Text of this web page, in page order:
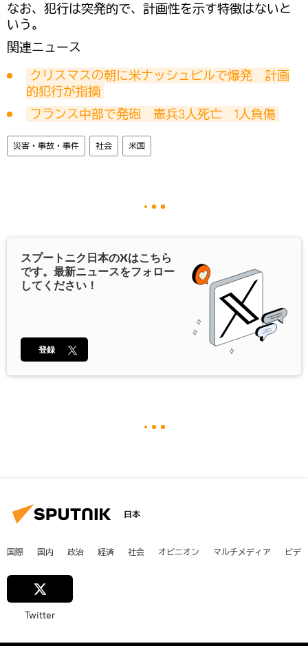
なお、犯行は突発的で、計画性を示す特徴はないと
いう。
関連ニュース
クリスマスの朝に米ナッシュビルで爆発　計画
的犯行が指摘
フランス中部で発砲　憲兵3人死亡　1人負傷
災害・事故・事件 社会 米国
スプートニク日本のXはこちら
です。最新ニュースをフォロー
してください！
登録
日本
国際 国内 政治 経済 社会 オピニオン マルチメディア ビデ
Twitter